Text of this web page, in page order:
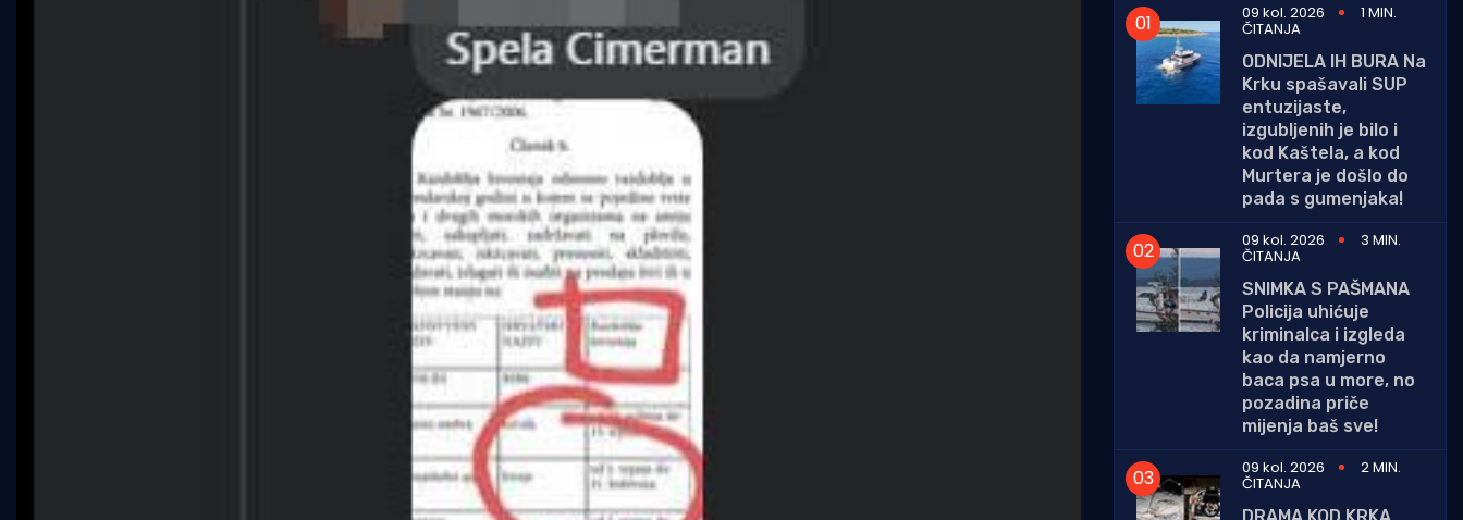
09 kol. 2026 1 MIN.
ČITANJA
ODNIJELA IH BURA Na
Krku spašavali SUP
entuzijaste,
izgubljenih je bilo i
kod Kaštela, a kod
Murtera je došlo do
pada s gumenjaka!
09 kol. 2026
3 MIN.
ČITANJA
SNIMKA S PAŠMANA
Policija uhićuje
kriminalca i izgleda
kao da namjerno
baca psa u more, no
pozadina priče
mijenja baš sve!
09 kol. 2026
2 MIN.
ČITANJA
DRAMA KOD KRKA